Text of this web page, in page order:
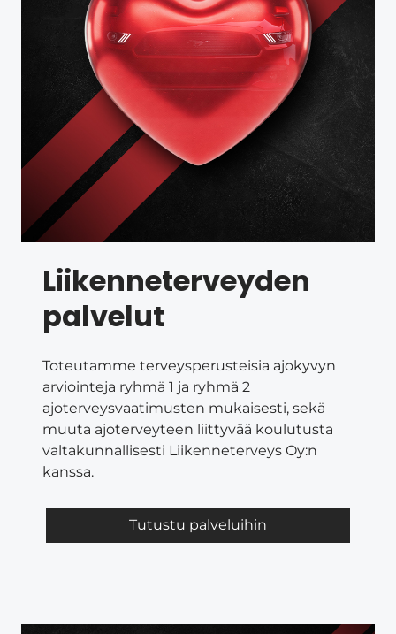
Liikenneterveyden
palvelut
Toteutamme terveysperusteisia ajokyvyn
arviointeja ryhmä 1 ja ryhmä 2
ajoterveysvaatimusten mukaisesti, sekä
muuta ajoterveyteen liittyvää koulutusta
valtakunnallisesti Liikenneterveys Oy:n
kanssa.
Tutustu palveluihin